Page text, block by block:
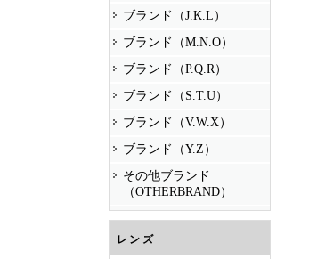
ブランド（J.K.L）
ブランド（M.N.O）
ブランド（P.Q.R）
ブランド（S.T.U）
ブランド（V.W.X）
ブランド（Y.Z）
その他ブランド
（OTHERBRAND）
レンズ